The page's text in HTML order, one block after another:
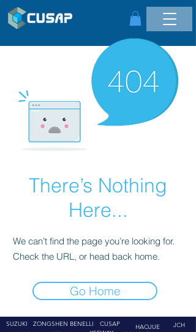
There’s Nothing
Here...
We can’t find the page you’re looking for.
Check the URL, or head back home.
Go Home
SUZUKI
ZONGSHEN BENELLI
CUSAP
HAOJUE
JCH